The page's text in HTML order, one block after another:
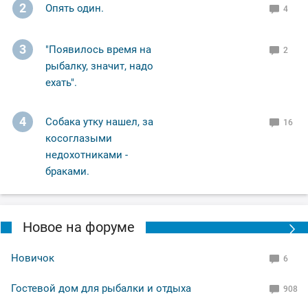
2 Опять один. 4
3
"Появилось время на
рыбалку, значит, надо
ехать".
2
4
Собака утку нашел, за
косоглазыми
недохотниками -
браками.
16
Новое на форуме
Новичок 6
Гостевой дом для рыбалки и отдыха
908